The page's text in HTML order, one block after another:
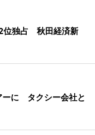
2位独占 秋田経済新
ーに タクシー会社と